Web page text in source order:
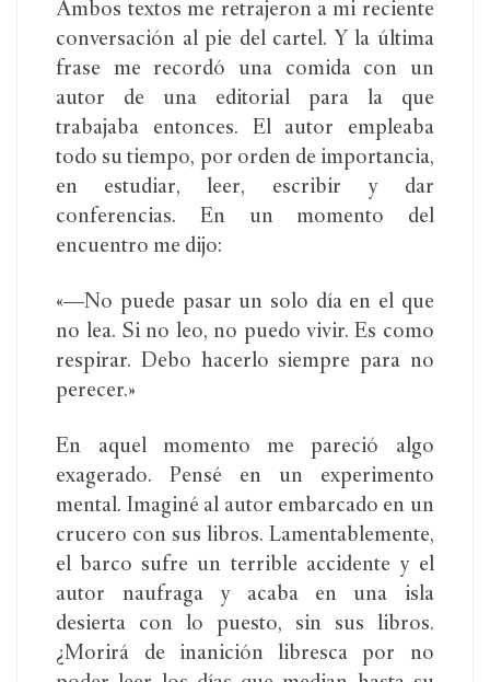
Ambos textos me retrajeron a mi reciente
conversación al pie del cartel. Y la última
frase me recordó una comida con un
autor de una editorial para la que
trabajaba entonces. El autor empleaba
todo su tiempo, por orden de importancia,
en estudiar, leer, escribir y dar
conferencias. En un momento del
encuentro me dijo:
«—No puede pasar un solo día en el que
no lea. Si no leo, no puedo vivir. Es como
respirar. Debo hacerlo siempre para no
perecer.»
En aquel momento me pareció algo
exagerado. Pensé en un experimento
mental. Imaginé al autor embarcado en un
crucero con sus libros. Lamentablemente,
el barco sufre un terrible accidente y el
autor naufraga y acaba en una isla
desierta con lo puesto, sin sus libros.
¿Morirá de inanición libresca por no